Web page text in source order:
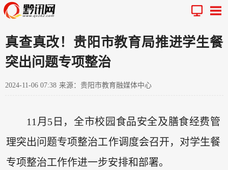
真查真改！贵阳市教育局推进学生餐
突出问题专项整治
2024-11-06 07:38 来源：贵阳市教育融媒体中心
11月5日，全市校园食品安全及膳食经费管
理突出问题专项整治工作调度会召开，对学生餐
专项整治工作作进一步安排和部署。